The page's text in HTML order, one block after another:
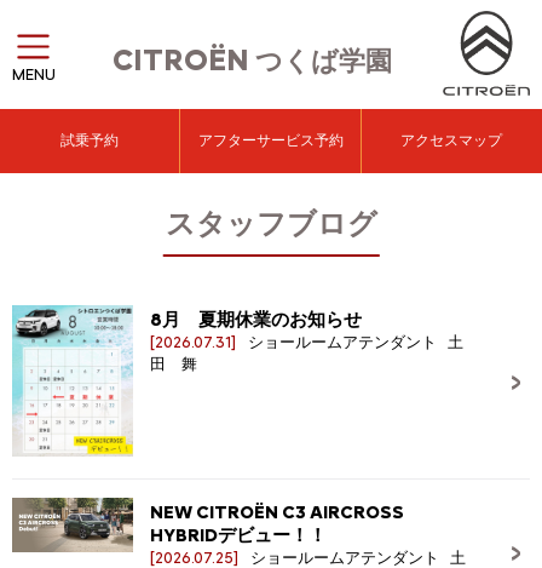
CITROËNつくば学園
MENU
試乗予約 アフターサービス予約 アクセスマップ
スタッフブログ
8月 夏期休業のお知らせ
[2026.07.31]
ショールームアテンダント 土
田 舞
NEW CITROËN C3 AIRCROSS
HYBRIDデビュー！！
[2026.07.25]
ショールームアテンダント 土